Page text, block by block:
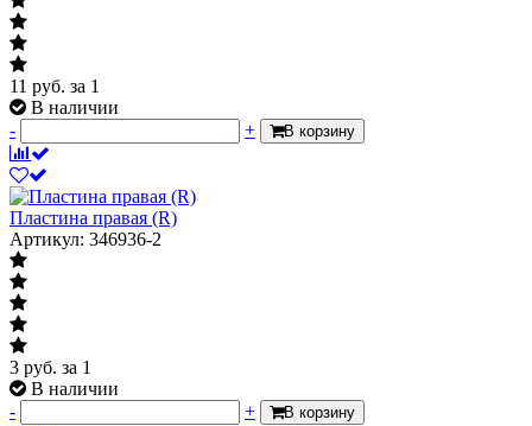
11 руб. за 1
В наличии
-
+ В корзину
Пластина правая (R)
Артикул: 346936-2
3 руб. за 1
В наличии
-
+ В корзину